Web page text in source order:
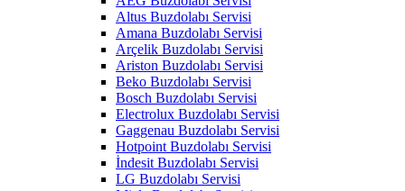
Altus Buzdolabı Servisi
Amana Buzdolabı Servisi
Arçelik Buzdolabı Servisi
Ariston Buzdolabı Servisi
Beko Buzdolabı Servisi
Bosch Buzdolabı Servisi
Electrolux Buzdolabı Servisi
Gaggenau Buzdolabı Servisi
Hotpoint Buzdolabı Servisi
İndesit Buzdolabı Servisi
LG Buzdolabı Servisi